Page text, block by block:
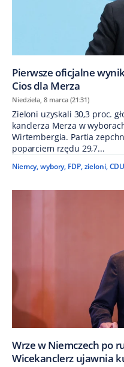
Pierwsze oficjalne
Cios dla Merza
Niedziela, 8 marca (21:31)
Zieloni uzyskali 30,3 proc.
kanclerza Merza w
Wirtembergia. Partia
poparciem rzędu 29,7...
Niemcy,wybory, FDP,zieloni,
Wrze w Niemczech po
Wicekanclerz ujawnia